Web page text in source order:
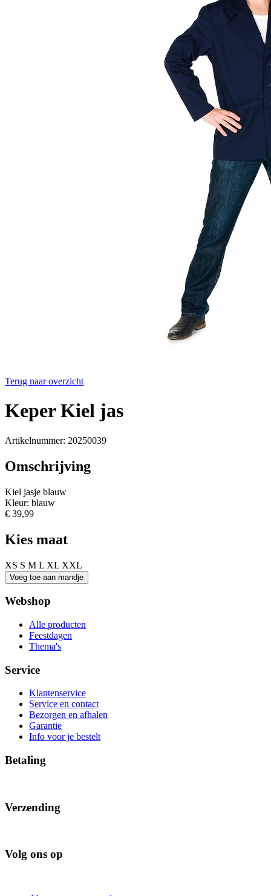
Terug naar overzicht
Keper Kiel jas
Artikelnummer: 20250039
Omschrijving
Kiel jasje blauw
Kleur: blauw
€ 39,99
Kies maat
XS S M L XL XXL
Webshop
Alle producten
Feestdagen
Thema's
Service
Klantenservice
Service en contact
Bezorgen en afhalen
Garantie
Info voor je bestelt
Betaling
Verzending
Volg ons op